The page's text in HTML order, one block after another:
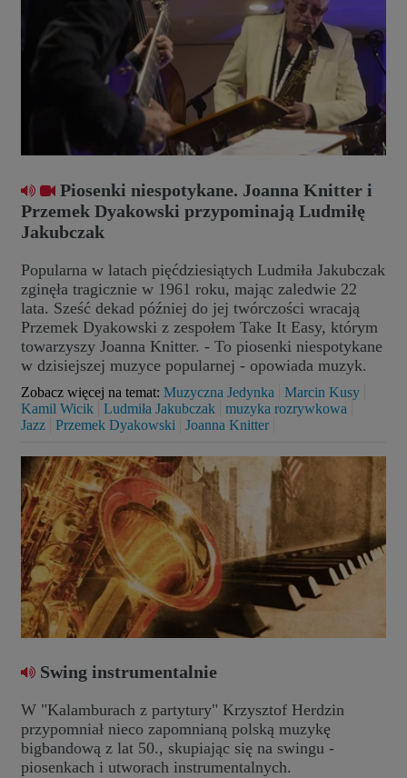
Piosenki niespotykane. Joanna Knitter i
Przemek Dyakowski przypominają Ludmiłę
Jakubczak
Popularna w latach pięćdziesiątych Ludmiła Jakubczak
zginęła tragicznie w 1961 roku, mając zaledwie 22
lata. Sześć dekad później do jej twórczości wracają
Przemek Dyakowski z zespołem Take It Easy, którym
towarzyszy Joanna Knitter. - To piosenki niespotykane
w dzisiejszej muzyce popularnej - opowiada muzyk.
Zobacz więcej na temat: Muzyczna Jedynka
Marcin Kusy
Kamil Wicik
Ludmiła Jakubczak
muzyka rozrywkowa
Jazz
Przemek Dyakowski Joanna Knitter
Swing instrumentalnie
W "Kalamburach z partytury" Krzysztof Herdzin
przypomniał nieco zapomnianą polską muzykę
bigbandową z lat 50., skupiając się na swingu -
piosenkach i utworach instrumentalnych.